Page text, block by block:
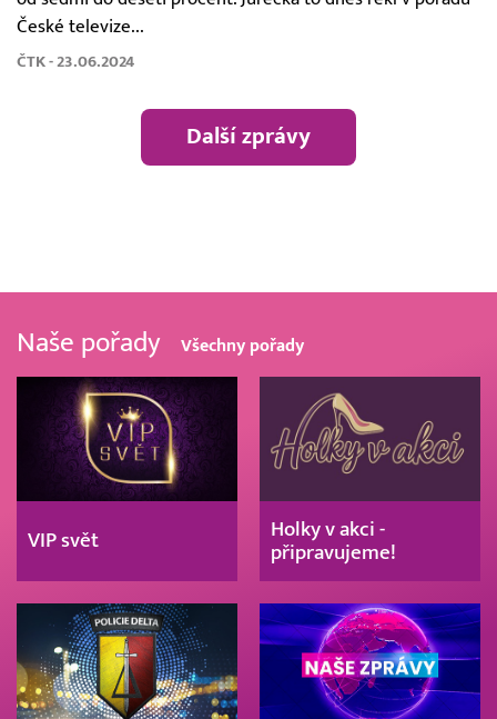
České televize...
ČTK - 23.06.2024
Další zprávy
Naše pořady Všechny pořady
VIP svět
Holky v akci -
připravujeme!